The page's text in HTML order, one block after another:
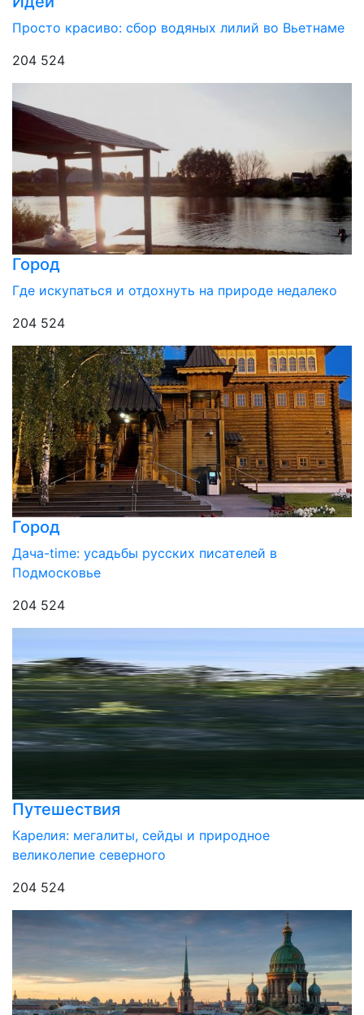
Просто красиво: сбор водяных лилий во Вьетнаме
204 524
Город
Где искупаться и отдохнуть на природе недалеко
204 524
Город
Дача-time: усадьбы русских писателей в
Подмосковье
204 524
Путешествия
Карелия: мегалиты, сейды и природное
великолепие северного
204 524